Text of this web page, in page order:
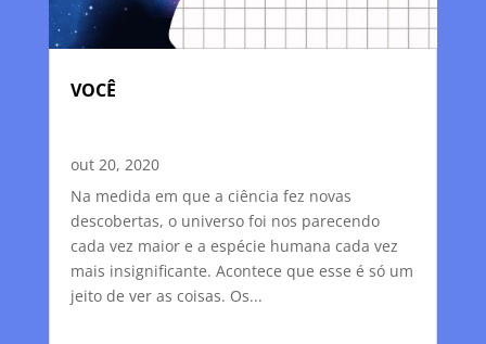
VOCÊ
out 20, 2020
Na medida em que a ciência fez novas
descobertas, o universo foi nos parecendo
cada vez maior e a espécie humana cada vez
mais insignificante. Acontece que esse é só um
jeito de ver as coisas. Os...